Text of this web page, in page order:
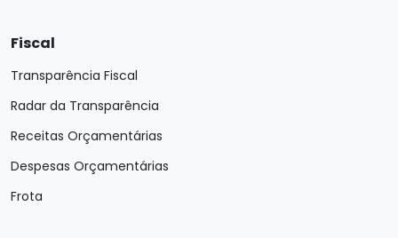
Fiscal
Transparência Fiscal
Radar da Transparência
Receitas Orçamentárias
Despesas Orçamentárias
Frota